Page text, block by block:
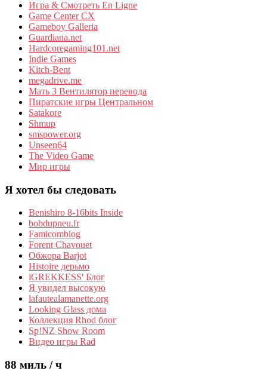
Игра & Смотреть En Ligne
Game Center CX
Gameboy Galleria
Guardiana.net
Hardcoregaming101.net
Indie Games
Kitch-Bent
megadrive.me
Мать 3 Вентилятор перевода
Пиратские игры Центральном
Satakore
Shmup
smspower.org
Unseen64
The Video Game
Мир игры
Я хотел бы следовать
Benishiro 8-16bits Inside
bobdupneu.fr
Famicomblog
Forent Chavouet
Обжора Barjot
Histoire дерьмо
iGREKKESS' Блог
Я увидел высокую
lafautealamanette.org
Looking Glass дома
Коллекция Rhod блог
Sp!NZ Show Room
Видео игры Rad
88 миль / ч